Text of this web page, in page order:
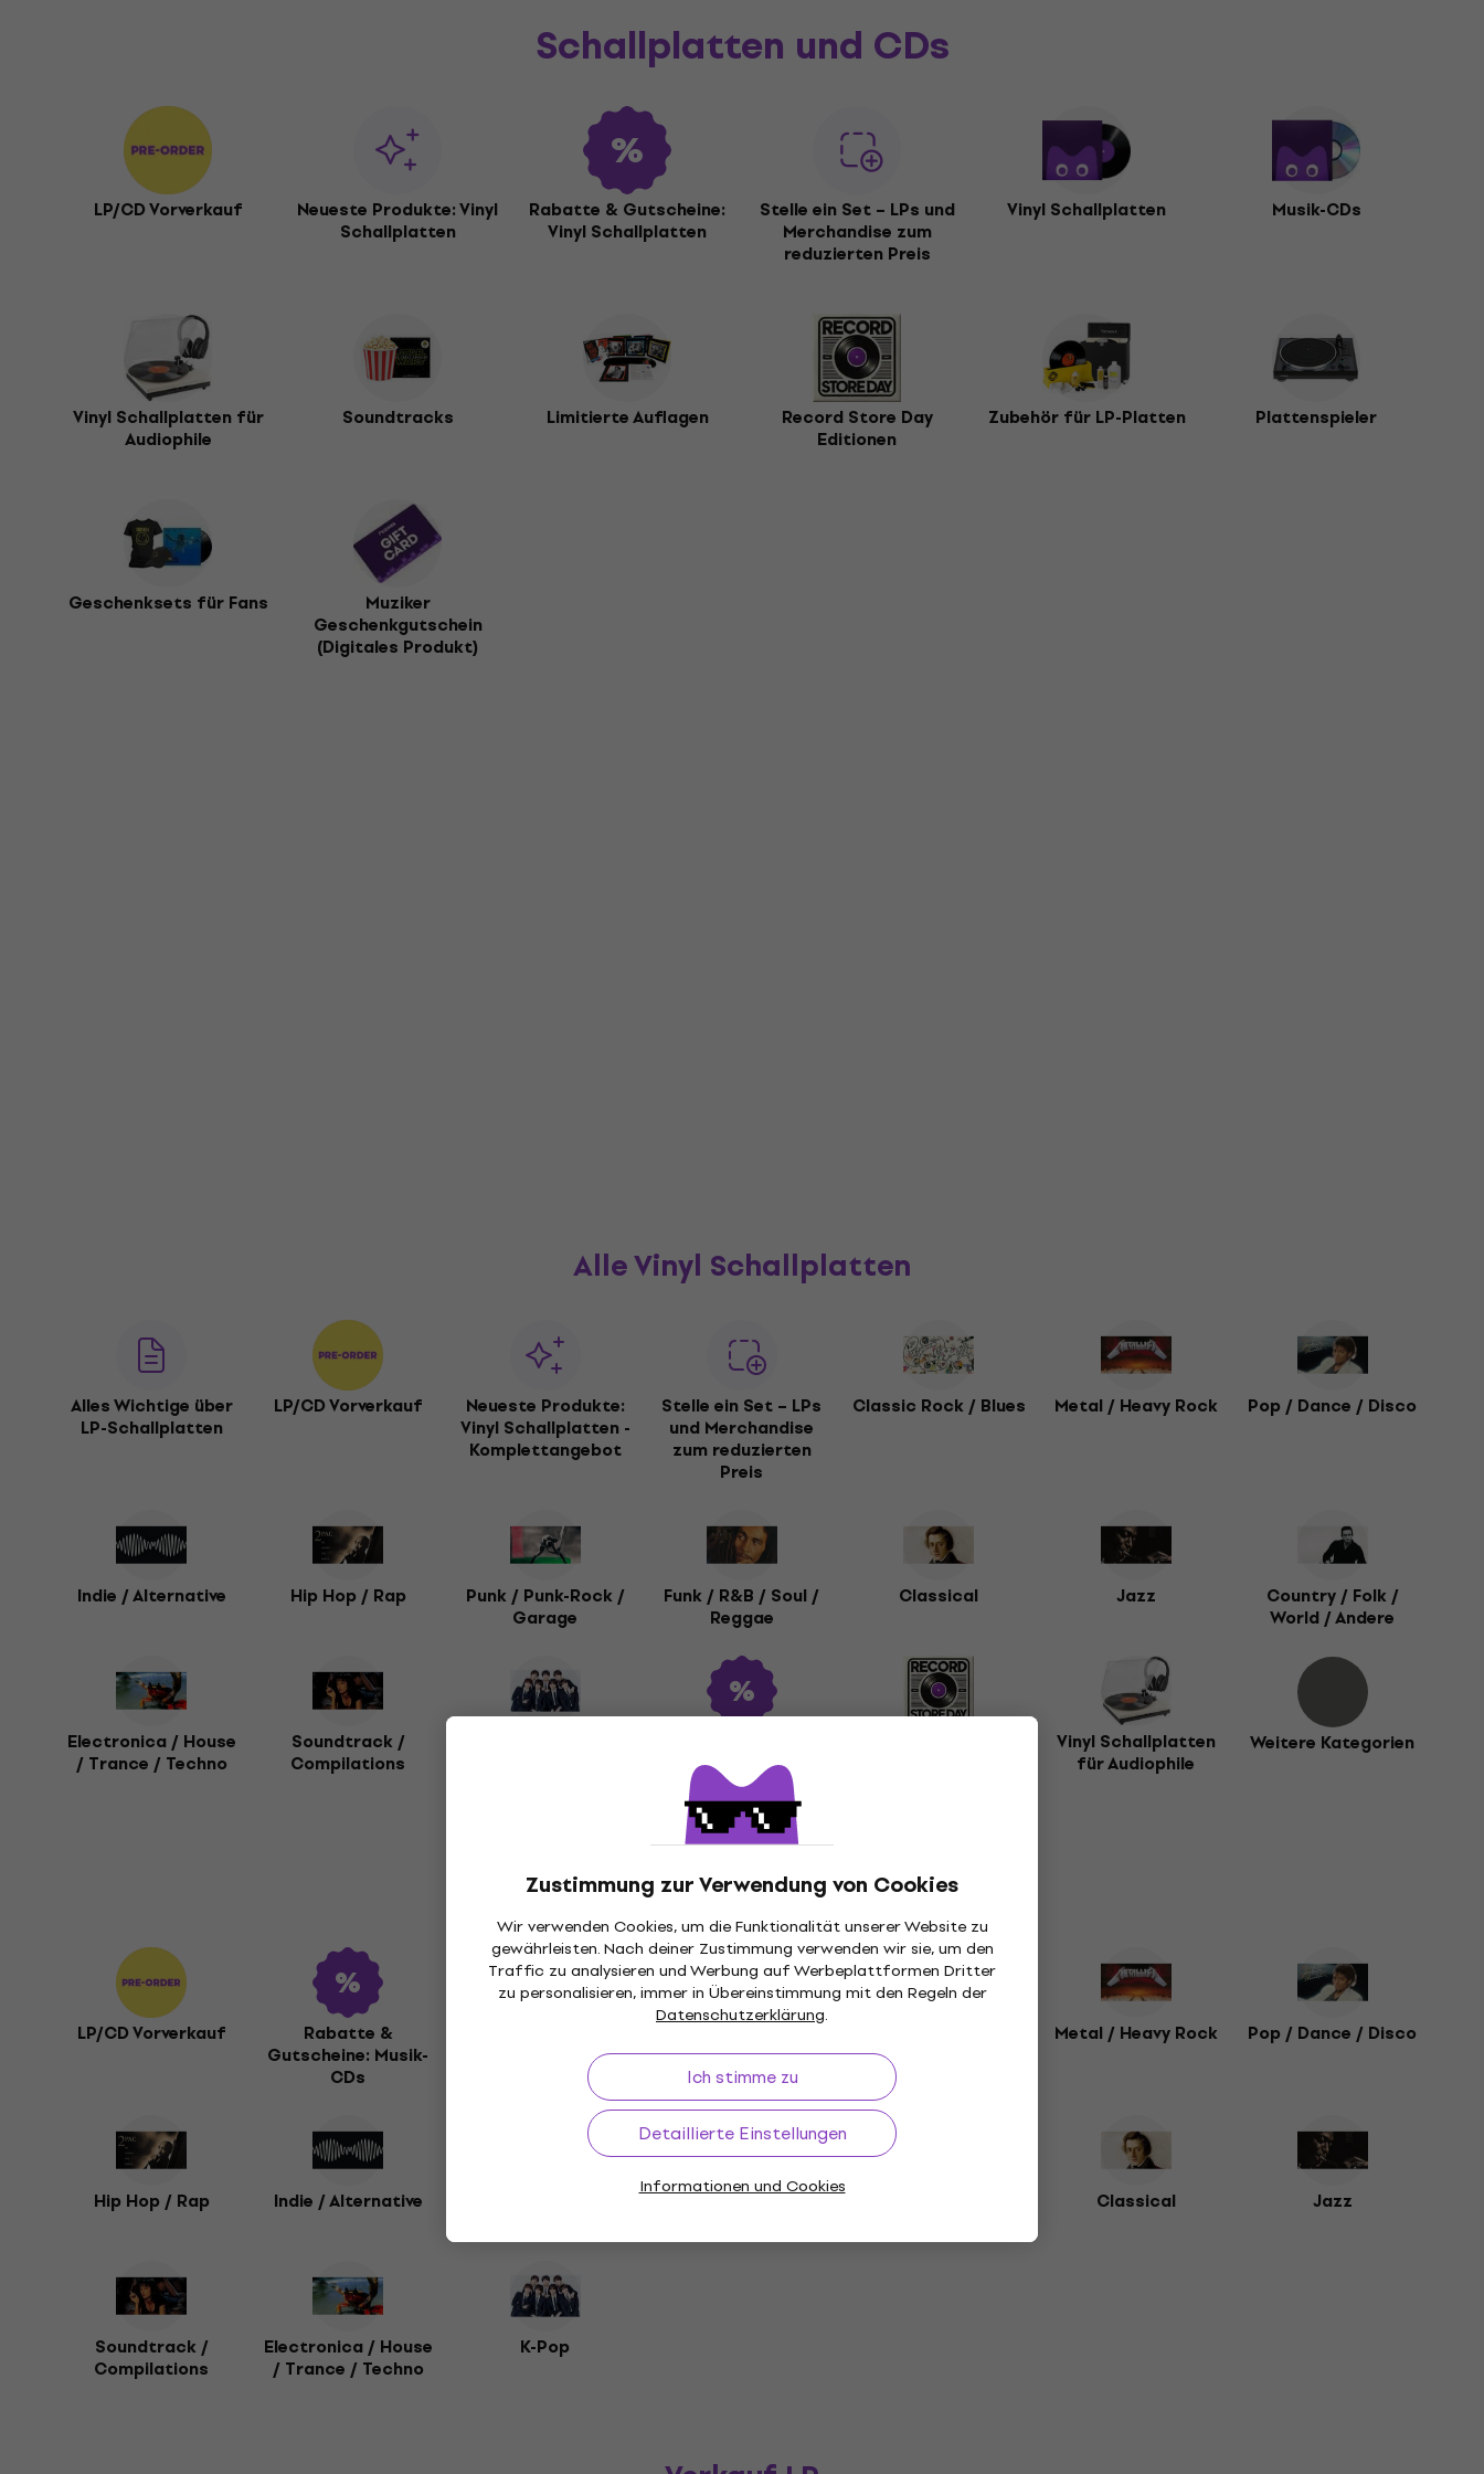
Zustimmung zur Verwendung von Cookies
Wir verwenden Cookies, um die Funktionalität unserer Website zu
gewährleisten. Nach deiner Zustimmung verwenden wir sie, um den
Traffic zu analysieren und Werbung auf Werbeplattformen Dritter
zu personalisieren, immer in Übereinstimmung mit den Regeln der
Datenschutzerklärung.
Ich stimme zu
Detaillierte Einstellungen
Informationen und Cookies
Schallplatten und CDs
LP/CD Vorverkauf
Neueste Produkte: Vinyl
Schallplatten
Rabatte & Gutscheine:
Vinyl Schallplatten
Stelle ein Set – LPs und
Merchandise zum
reduzierten Preis
Vinyl Schallplatten Musik-CDs
Vinyl Schallplatten für
Audiophile
Soundtracks Limitierte Auflagen
Record Store Day
Editionen
Zubehör für LP-Platten Plattenspieler
Geschenksets für Fans
Muziker
Geschenkgutschein
(Digitales Produkt)
Alle Vinyl Schallplatten
Alles Wichtige über
LP-Schallplatten
LP/CD Vorverkauf
Neueste Produkte:
Vinyl Schallplatten -
Komplettangebot
Stelle ein Set – LPs
und Merchandise
zum reduzierten
Preis
Classic Rock / Blues Metal / Heavy Rock Pop / Dance / Disco
Indie / Alternative Hip Hop / Rap
Punk / Punk-Rock /
Garage
Funk / R&B / Soul /
Reggae
Classical Jazz
Country / Folk /
World / Andere
Electronica / House
/ Trance / Techno
Soundtrack /
Compilations
Gutscheine: Vinyl
Schallplatten
Vinyl Schallplatten
für Audiophile
Weitere Kategorien
CD
LP/CD Vorverkauf
Rabatte &
Gutscheine: Musik-
CDs
Metal / Heavy Rock Pop / Dance / Disco
Hip Hop / Rap Indie / Alternative
Funk / R&B / Soul /
Classical Jazz
Soundtrack /
Compilations
Electronica / House
/ Trance / Techno
K-Pop